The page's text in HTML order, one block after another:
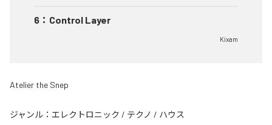
6 ： Control Layer
Kixam
Atelier the Snep
ジャンル： エレクトロニック / テクノ / ハウス